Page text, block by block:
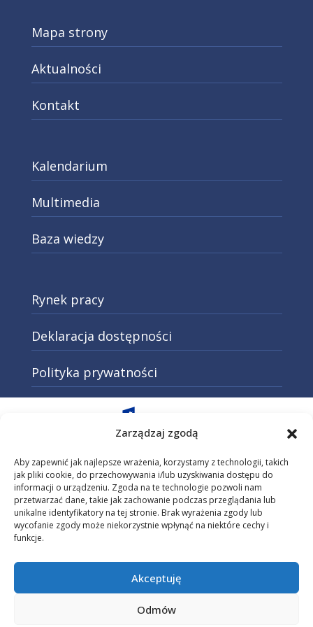
Zarządzaj zgodą
Aby zapewnić jak najlepsze wrażenia, korzystamy z technologii, takich
jak pliki cookie, do przechowywania i/lub uzyskiwania dostępu do
informacji o urządzeniu. Zgoda na te technologie pozwoli nam
przetwarzać dane, takie jak zachowanie podczas przeglądania lub
unikalne identyfikatory na tej stronie. Brak wyrażenia zgody lub
wycofanie zgody może niekorzystnie wpłynąć na niektóre cechy i
funkcje.
Akceptuję
Odmów
Mapa strony
Aktualności
Kontakt
Kalendarium
Multimedia
Baza wiedzy
Rynek pracy
Deklaracja dostępności
Polityka prywatności
Otwarcie w nowej karcie:
Otwarcie w nowej karcie: Przejdź
Strona projektu dofinansowana przez Unię Europejską z programu
Projekt „Małopolski pociąg do kariery – sezon 1” realizowany jest